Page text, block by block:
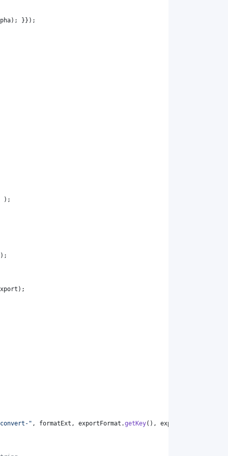
); }});
);
);
);
" , formatExt , exportFormat .getKey(), exportFormat